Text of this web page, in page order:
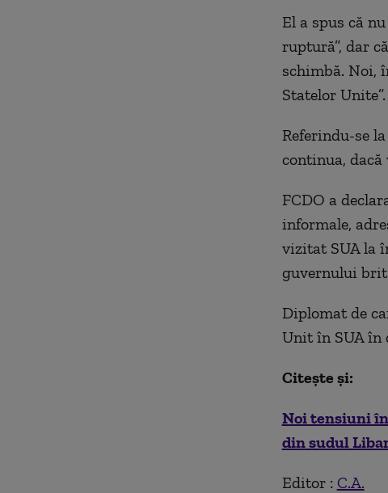
El a spus că
ruptură”, dar
schimbă. Noi,
Statelor Unite”.
Referindu-se
continua, dacă
FCDO a
informale,
vizitat SUA la
guvernului
Diplomat de
Unit în SUA în
Citește și:
Noi tensiuni
din sudul
Editor : C.A.